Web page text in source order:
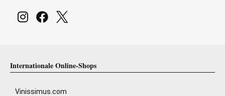
Internationale Online-Shops
Vinissimus.com